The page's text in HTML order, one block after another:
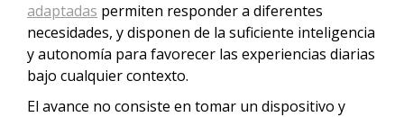
adaptadas permiten responder a diferentes
necesidades, y disponen de la suficiente inteligencia
y autonomía para favorecer las experiencias diarias
bajo cualquier contexto.
El avance no consiste en tomar un dispositivo y